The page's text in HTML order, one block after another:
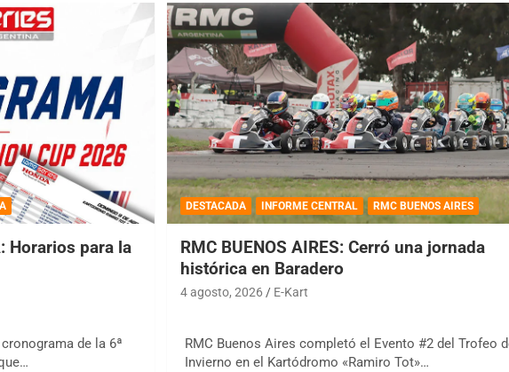
Horarios para la
de la 6ª
DESTACADA INFORME CENTRAL RMC BUENOS AIRES
RMC BUENOS AIRES: Cerró una jornada
histórica en Baradero
4 agosto, 2026 E-Kart
RMC Buenos Aires completó el Evento #2 del Trofeo
Invierno en el Kartódromo «Ramiro Tot»…